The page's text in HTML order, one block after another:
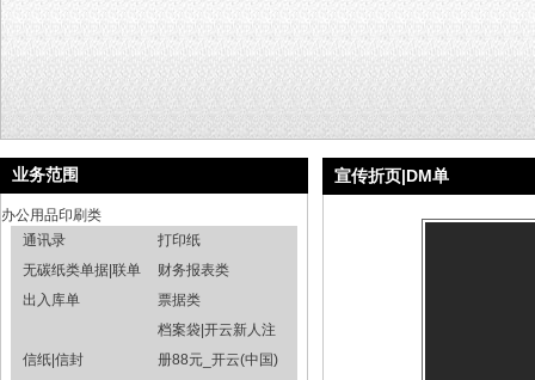
业务范围
办公用品印刷类
通讯录
打印纸
无碳纸类单据|联单
财务报表类
出入库单
票据类
信纸|信封
档案袋|开云新人注
册88元_开云(中国)
宣传折页|DM单